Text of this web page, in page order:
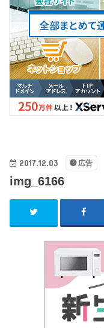
2017.12.03 広告
img_6166